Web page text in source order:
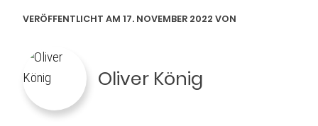
VERÖFFENTLICHT AM 17. NOVEMBER 2022 VON
Oliver König